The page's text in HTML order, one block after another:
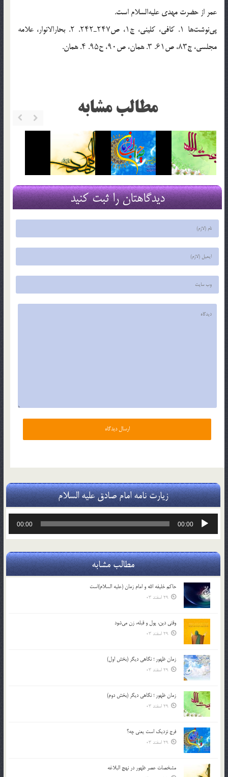
عمر از حضرت مهدی علیه‌السلام است.
پی‌نوشت‌ها ۱. کافی، کلینی، ج۱، ص۲۴۷ـ۲۴۲. ۲. بحارالانوار، علامه
مجلسی، ج۸۳، ص۶۱. ۳. همان، ص۹۰، ح۹۵. ۴. همان.
مطالب مشابه
دیدگاهتان را ثبت کنید
زیارت نامه امام صادق علیه السلام
پخش‌کننده
00:00
00:00
مطالب مشابه
حاکم خليفه الله و امام زمان (علیه السلام)است
29 اسفند 03
وقتی دین، پول و قبله، زن می‌شود
29 اسفند 03
زمان ظهور ؛ نگاهی دیگر (بخش اول)
29 اسفند 03
زمان ظهور ؛ نگاهی دیگر (بخش دوم)
29 اسفند 03
فرج نزدیک است یعنی چه؟
29 اسفند 03
مشخصات عصر ظهور در نهج البلاغه